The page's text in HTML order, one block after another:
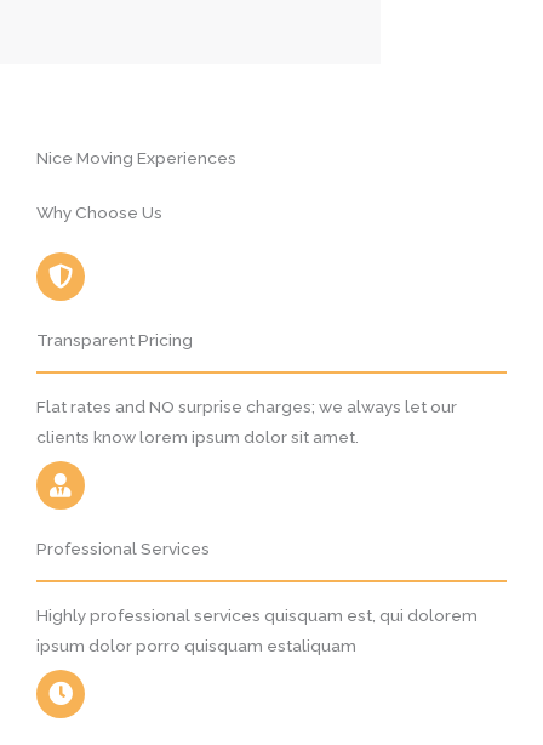
Nice Moving Experiences
Why Choose Us
Transparent Pricing
Flat rates and NO surprise charges; we always let our
clients know lorem ipsum dolor sit amet.
Professional Services
Highly professional services quisquam est, qui dolorem
ipsum dolor porro quisquam estaliquam